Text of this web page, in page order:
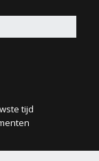
tijd